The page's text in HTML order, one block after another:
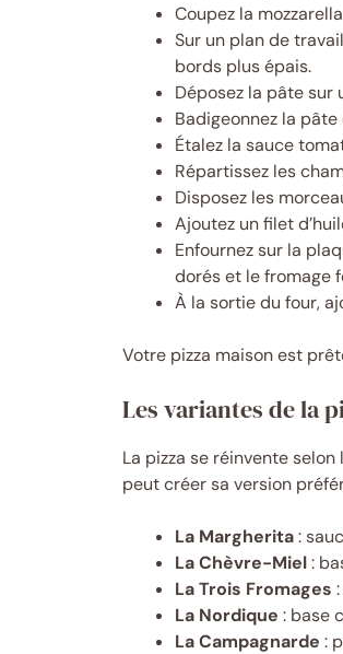
Coupez la
Sur un plan de
bords plus épais.
Déposez la pâte sur
Badigeonnez la pâte
Étalez la sauce
Répartissez les
Disposez les
Ajoutez un filet
Enfournez sur la
dorés et le fromage
À la sortie du four,
Votre pizza maison est
Les variantes de la
La pizza se réinvente
peut créer sa version
La Margherita:
La Chèvre-Miel:
La Trois Fromages
La Nordique : base
La Campagnarde :